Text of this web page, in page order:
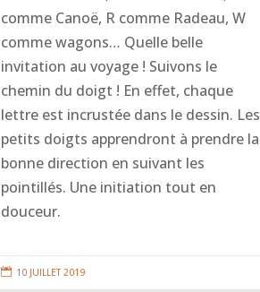
comme Canoë, R comme Radeau, W
comme wagons… Quelle belle
invitation au voyage ! Suivons le
chemin du doigt ! En effet, chaque
lettre est incrustée dans le dessin. Les
petits doigts apprendront à prendre la
bonne direction en suivant les
pointillés. Une initiation tout en
douceur.
 10 JUILLET 2019